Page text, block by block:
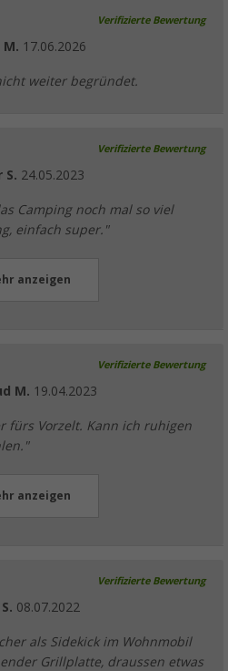
Verifizierte Bewertung
M. 17.06.2026
weiter begründet.
Verifizierte Bewertung
S. 24.05.2023
Camping noch mal so viel
einfach super."
anzeigen
Verifizierte Bewertung
M. 19.04.2023
fürs Vorzelt. Kann ich ruhigen
anzeigen
Verifizierte Bewertung
08.07.2022
als Sidekick im Wohnmobil
Grillplatte, draussen etwas